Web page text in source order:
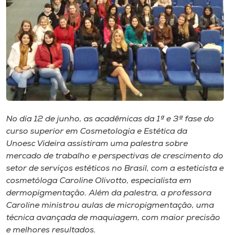
Editora
Rádio
Museu
Unoesc
Selecione
o idioma
No dia 12 de junho, as acadêmicas da 1ª e 3ª fase do
curso superior em Cosmetologia e Estética da
Unoesc Videira assistiram uma palestra sobre
mercado de trabalho e perspectivas de crescimento do
setor de serviços estéticos no Brasil, com a esteticista e
cosmetóloga Caroline Olivotto, especialista em
dermopigmentação. Além da palestra, a professora
Caroline ministrou aulas de micropigmentação, uma
técnica avançada de maquiagem, com maior precisão
e melhores resultados.